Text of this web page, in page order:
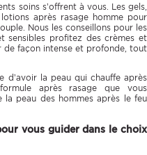
soins s’offrent à vous. Les gels,
après rasage homme pour
Nous les conseillons pour les
sensibles profitez des crèmes et
de façon intense et profonde, tout
d’avoir la peau qui chauffe après
après rasage que vous
peau des hommes après le feu
vous guider dans le choix